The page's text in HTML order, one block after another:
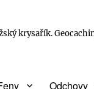
krysařík.
Odchovy